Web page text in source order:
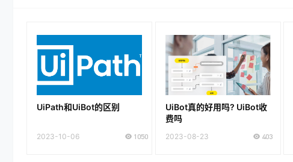
UiPath和UiBot的区别
2023-10-06 1050
UiBot真的好用吗? UiBot收
费吗
2023-08-23 403